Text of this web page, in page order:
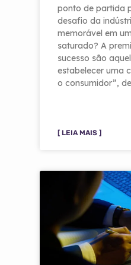
ponto de partida
desafio da
memorável em
saturado? A
sucesso são
estabelecer uma
o consumidor”,
[ LEIA MAIS ]